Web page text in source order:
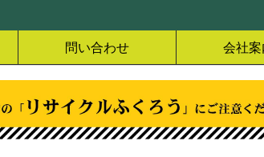
問い合わせ 会社